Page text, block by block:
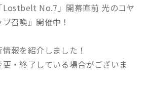
No.7」開幕直前 光のコヤ
召喚』開催中！
報を紹介しました！
更・終了している場合がございま